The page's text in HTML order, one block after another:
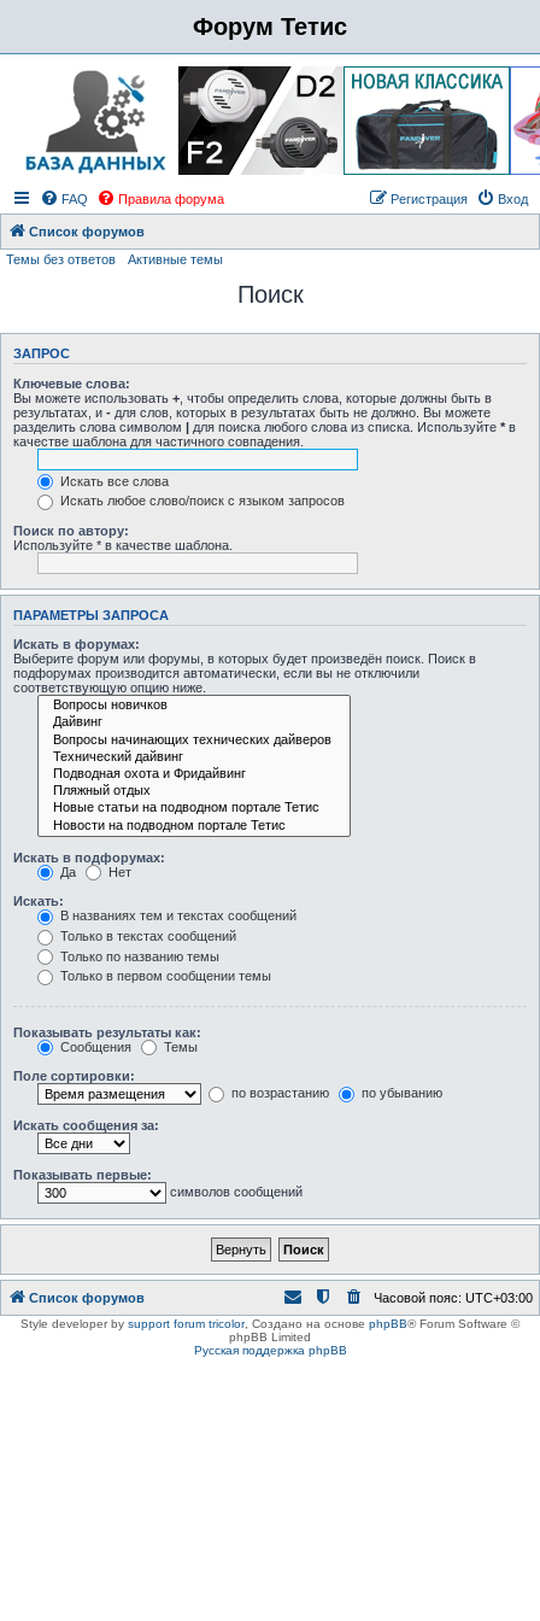
Форум Тетис
FAQ Правила форума Вход
Регистрация
Список форумов
Темы без ответов
Активные темы
Поиск
ЗАПРОС
Ключевые слова:
Вы можете использовать + , чтобы определить слова, которые должны быть в
результатах, и - для слов, которых в результатах быть не должно. Вы можете
разделить слова символом | для поиска любого слова из списка. Используйте * в
качестве шаблона для частичного совпадения.
Искать все слова
Искать любое слово/поиск с языком запросов
Поиск по автору:
Используйте * в качестве шаблона.
ПАРАМЕТРЫ ЗАПРОСА
Искать в форумах:
Выберите форум или форумы, в которых будет произведён поиск. Поиск в
подфорумах производится автоматически, если вы не отключили
соответствующую опцию ниже.
Искать в подфорумах:
Да
Нет
Искать:
В названиях тем и текстах сообщений
Только в текстах сообщений
Только по названию темы
Только в первом сообщении темы
Показывать результаты как:
Сообщения
Темы
Поле сортировки:
по возрастанию
по убыванию
Искать сообщения за:
Показывать первые:
символов сообщений
Список форумов Часовой пояс: UTC+03:00
Style developer by support forum tricolor, Создано на основе phpBB® Forum Software ©
phpBB Limited
Русская поддержка phpBB